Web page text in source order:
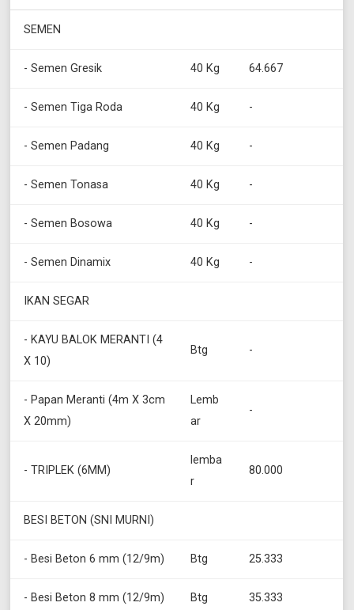
SEMEN
- Semen Gresik 40 Kg 64.667
- Semen Tiga Roda 40 Kg -
- Semen Padang 40 Kg -
- Semen Tonasa 40 Kg -
- Semen Bosowa 40 Kg -
- Semen Dinamix 40 Kg -
IKAN SEGAR
- KAYU BALOK MERANTI (4
X 10)
Btg -
- Papan Meranti (4m X 3cm
X 20mm)
Lemb
ar
-
- TRIPLEK (6MM)
lemba
r
80.000
BESI BETON (SNI MURNI)
- Besi Beton 6 mm (12/9m) Btg 25.333
- Besi Beton 8 mm (12/9m) Btg 35.333